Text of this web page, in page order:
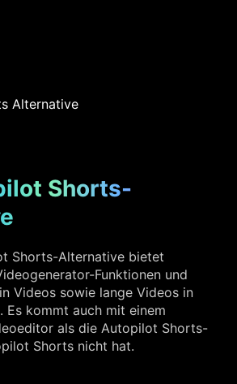
Alternative
Shorts-
Shorts-Alternative bietet
Funktionen und
Videos sowie lange Videos in
Es kommt auch mit einem
als die Autopilot Shorts-
Shorts nicht hat.